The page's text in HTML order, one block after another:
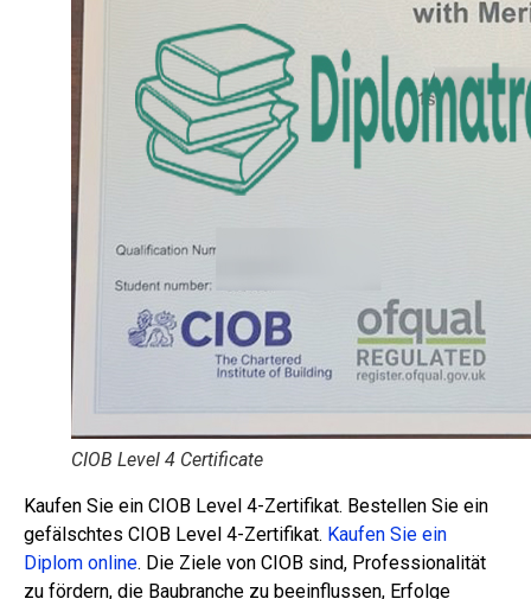
CIOB Level 4 Certificate
Kaufen Sie ein CIOB Level 4-Zertifikat. Bestellen Sie ein
gefälschtes CIOB Level 4-Zertifikat. Kaufen Sie ein
Diplom online. Die Ziele von CIOB sind, Professionalität
zu fördern, die Baubranche zu beeinflussen, Erfolge